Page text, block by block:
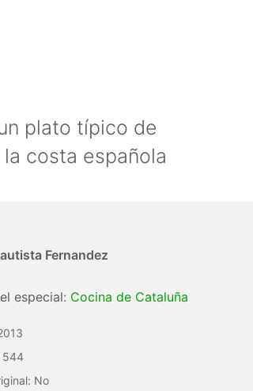
plato típico de
costa española
Fernandez
especial: Cocina de Cataluña
544
No